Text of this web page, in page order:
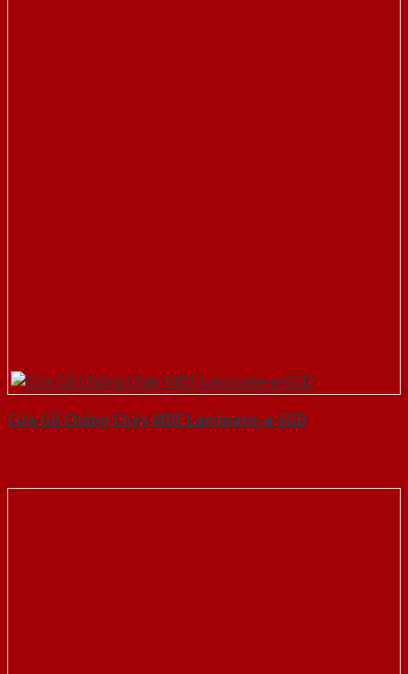
Cửa Gỗ Chống Cháy MDF Laminate-a-SGD